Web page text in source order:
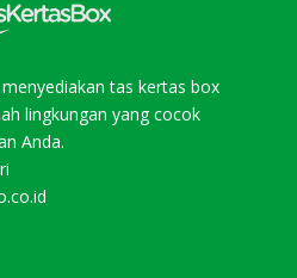
menyediakan tas kertas box
lingkungan yang cocok
Anda.